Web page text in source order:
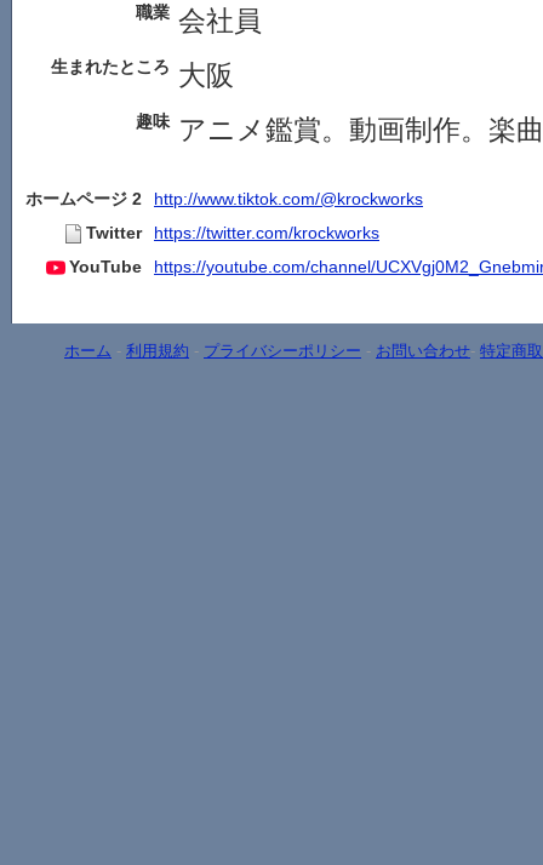
職業 会社員
生まれたところ 大阪
趣味 アニメ鑑賞。動画制作。楽
ホームページ 2
http://www.tiktok.com/@krockworks
Twitter
https://twitter.com/krockworks
YouTube
https://youtube.com/channel/
ホーム - 利用規約 - プライバシーポリシー - お問い合わせ- 特定商